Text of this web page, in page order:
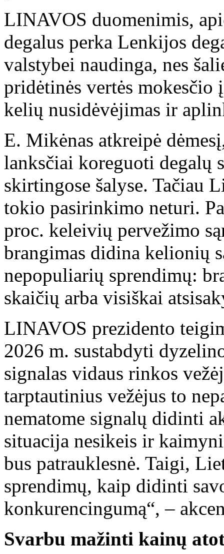
LINAVOS duomenimis,
degalus perka Lenkijos
valstybei naudinga, nes
pridėtinės vertės
kelių nusidėvėjimas ir
E. Mikėnas atkreipė
lanksčiai koreguoti degalų
skirtingose šalyse. Tačiau
tokio pasirinkimo neturi.
proc. keleivių pervežimo
brangimas didina kelionių
nepopuliarių sprendimų:
skaičių arba visiškai
LINAVOS prezidento
2026 m. sustabdyti
signalas vidaus rinkos
tarptautinius vežėjus to
nematome signalų didinti
situacija nesikeis ir
bus patrauklesnė. Taigi,
sprendimų, kaip didinti
konkurencingumą“, –
Svarbu mažinti kainų